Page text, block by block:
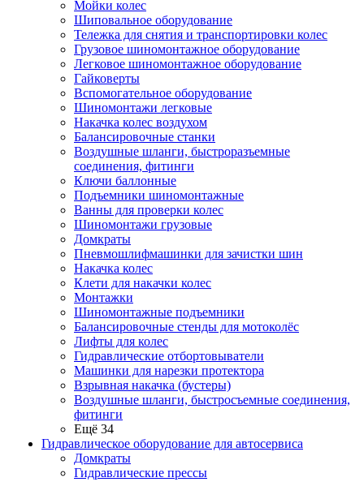
Мойки колес
Шиповальное оборудование
Тележка для снятия и транспортировки колес
Грузовое шиномонтажное оборудование
Легковое шиномонтажное оборудование
Гайковерты
Вспомогательное оборудование
Шиномонтажи легковые
Накачка колес воздухом
Балансировочные станки
Воздушные шланги, быстроразъемные
соединения, фитинги
Ключи баллонные
Подъемники шиномонтажные
Ванны для проверки колес
Шиномонтажи грузовые
Домкраты
Пневмошлифмашинки для зачистки шин
Накачка колес
Клети для накачки колес
Монтажки
Шиномонтажные подъемники
Балансировочные стенды для мотоколёс
Лифты для колес
Гидравлические отбортовыватели
Машинки для нарезки протектора
Взрывная накачка (бустеры)
Воздушные шланги, быстросъемные соединения,
фитинги
Ещё 34
Гидравлическое оборудование для автосервиса
Домкраты
Гидравлические прессы